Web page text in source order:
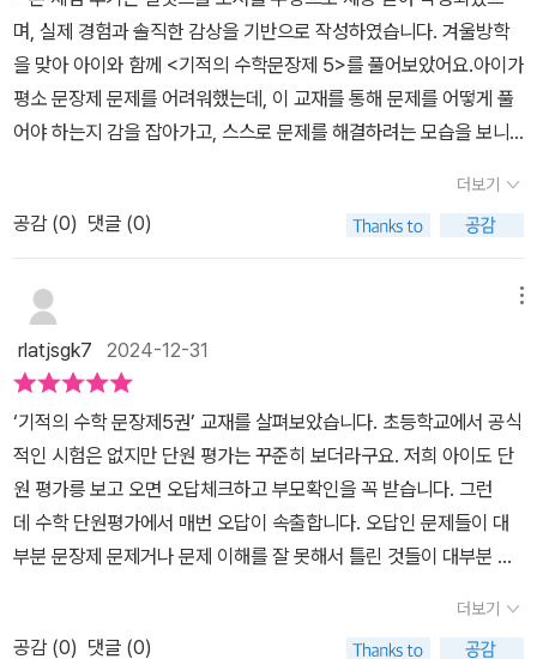
며, 실제 경험과 솔직한 감상을 기반으로 작성하였습니다. 겨울방학
을 맞아 아이와 함께 <기적의 수학문장제 5>를 풀어보았어요.아이가
평소 문장제 문제를 어려워했는데, 이 교재를 통해 문제를 어떻게 풀
어야 하는지 감을 잡아가고, 스스로 문제를 해결하려는 모습을 보니
서부터 시작해야 할지 몰라 막막해했는데, 교재에는 어떻게 문제를
풀어야하는지 알려줘서 너무 좋았어요. 특히, '핵심어 찾기' 단계가 정
말 큰 도움이 되었어요. 문제에서 주어진 조건과 구해야 할 것을 명확
히 정리하고, 수학적으로 해석하는 연습을 하다 보니 아이가 점점 문
술형 문제에 익숙하지 않았던 아이에게 딱 맞는 학습법이었어요. 문
제를 읽고 나서 식을 세우고 풀이 과정을 서술하는 방법을 단계적으
로 안내해 주니, 아이가 차근차근 따라가기만 해도 논리적인 풀이를
완성할 수 있었어요. 단원마다 마지막에 서술형 문제가 포함되어 있
어 배운 내용을 복습하고 응용해볼 기회를 제공하는 점도 좋더라구
요. 스스로 식을 세우고 풀이를 작성하면서, 서술형 문제에 대한 두려
움도 많이 사라진 것 같아요. 하루 4쪽씩 학습하도록 구성되어 있어
서, 겨울방학 동안 부담 없이 꾸준히 공부하기에도 정말 좋은데요. 아
이가 하루 목표를 스스로 설정하고, 체크박스를 하나씩 채워나가면서
더보기
공감 (0) 댓글 (0)
rlatjsgk7 2024-12-31
‘기적의 수학 문장제5권’ 교재를 살펴보았습니다. 초등학교에서 공식
적인 시험은 없지만 단원 평가는 꾸준히 보더라구요. 저희 아이도 단
원 평가릉 보고 오면 오답체크하고 부모확인을 꼭 받습니다. 그런
데 수학 단원평가에서 매번 오답이 속출합니다. 오답인 문제들이 대
부분 문장제 문제거나 문제 이해를 잘 못해서 틀린 것들이 대부분 이
해서 그런 것 같다는 생각이 들었습니다. 아무래도 엄마표로 하다보
더보기
공감 (0) 댓글 (0)